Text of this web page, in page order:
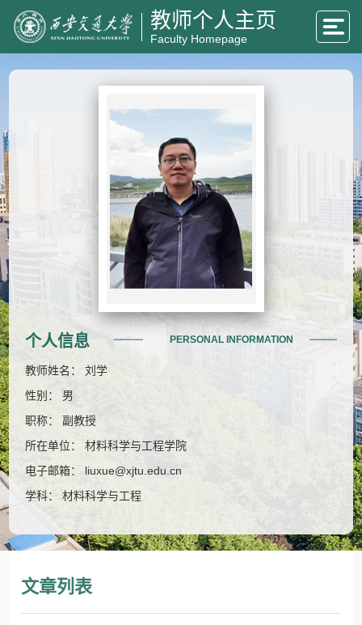
教师个人主页
Faculty Homepage
个人信息 PERSONAL INFORMATION
教师姓名： 刘学
性别： 男
职称： 副教授
所在单位： 材料科学与工程学院
电子邮箱： liuxue@xjtu.edu.cn
学科： 材料科学与工程
文章列表